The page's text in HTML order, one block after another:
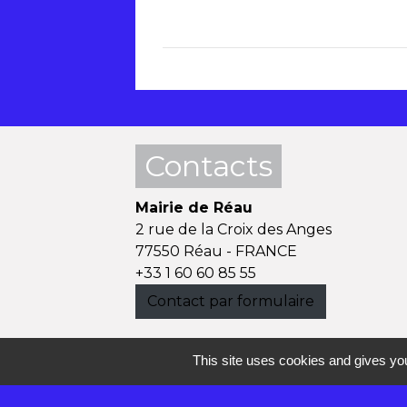
Contacts
Mairie de Réau
2 rue de la Croix des Anges
77550 Réau - FRANCE
+33 1 60 60 85 55
Contact par formulaire
Mentions légales -
This site uses cookies and gives